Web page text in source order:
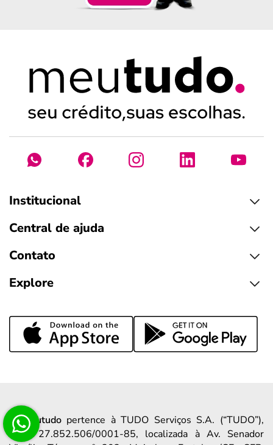
Institucional
Central de ajuda
Contato
Explore
Ameutudopertence à TUDO Serviços S.A. (“TUDO”),
CNPJ 27.852.506/0001-85, localizada à Av. Senador